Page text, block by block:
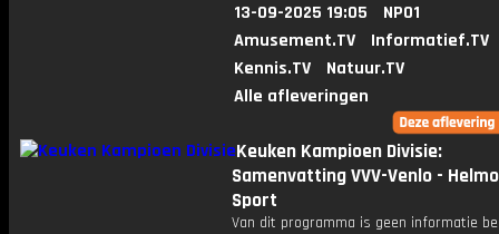
13-09-2025 19:05
NPO1
Amusement.TV
Informatief.TV
Kennis.TV
Natuur.TV
Alle afleveringen
Keuken Kampioen Divisie:
Samenvatting VVV-Venlo -
Sport
Van dit programma is geen informatie